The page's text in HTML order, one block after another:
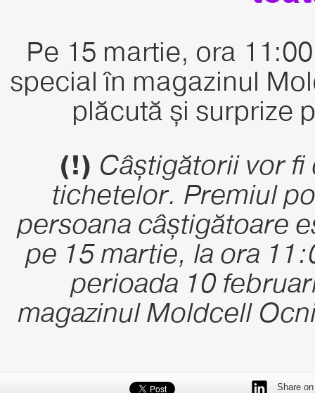
Pe 15 martie, ora
special în magazinul
plăcută și surprize
(!) Câștigătorii vor
tichetelor. Premiul
persoana câștigătoare
pe 15 martie, la ora
perioada 10
magazinul Moldcell
Share